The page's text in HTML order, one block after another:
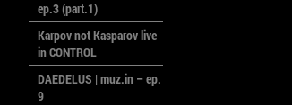
ep.3 (part.1)
Karpov not Kasparov live
in CONTROL
DAEDELUS | muz.in – ep.
9